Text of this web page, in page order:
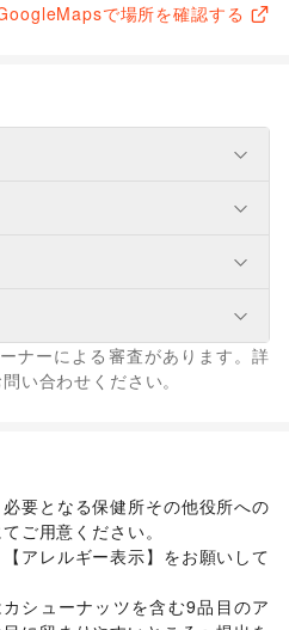
で場所を確認する
/メガネ・アイウェア/ 腕時計/
ョン雑貨/ 和服・着物
品・日曜大工/
栽・ドライフラワー
食器・陶磁器/
ォーターサーバー/
ナーによる審査があります。詳
い合わせください。
要となる保健所その他役所への
ご用意ください。
アレルギー表示】をお願いして
シューナッツを含む9品目のア